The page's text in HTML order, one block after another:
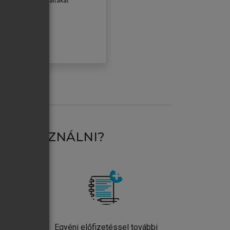
HASZNÁLNI?
Egyéni előfizetéssel további